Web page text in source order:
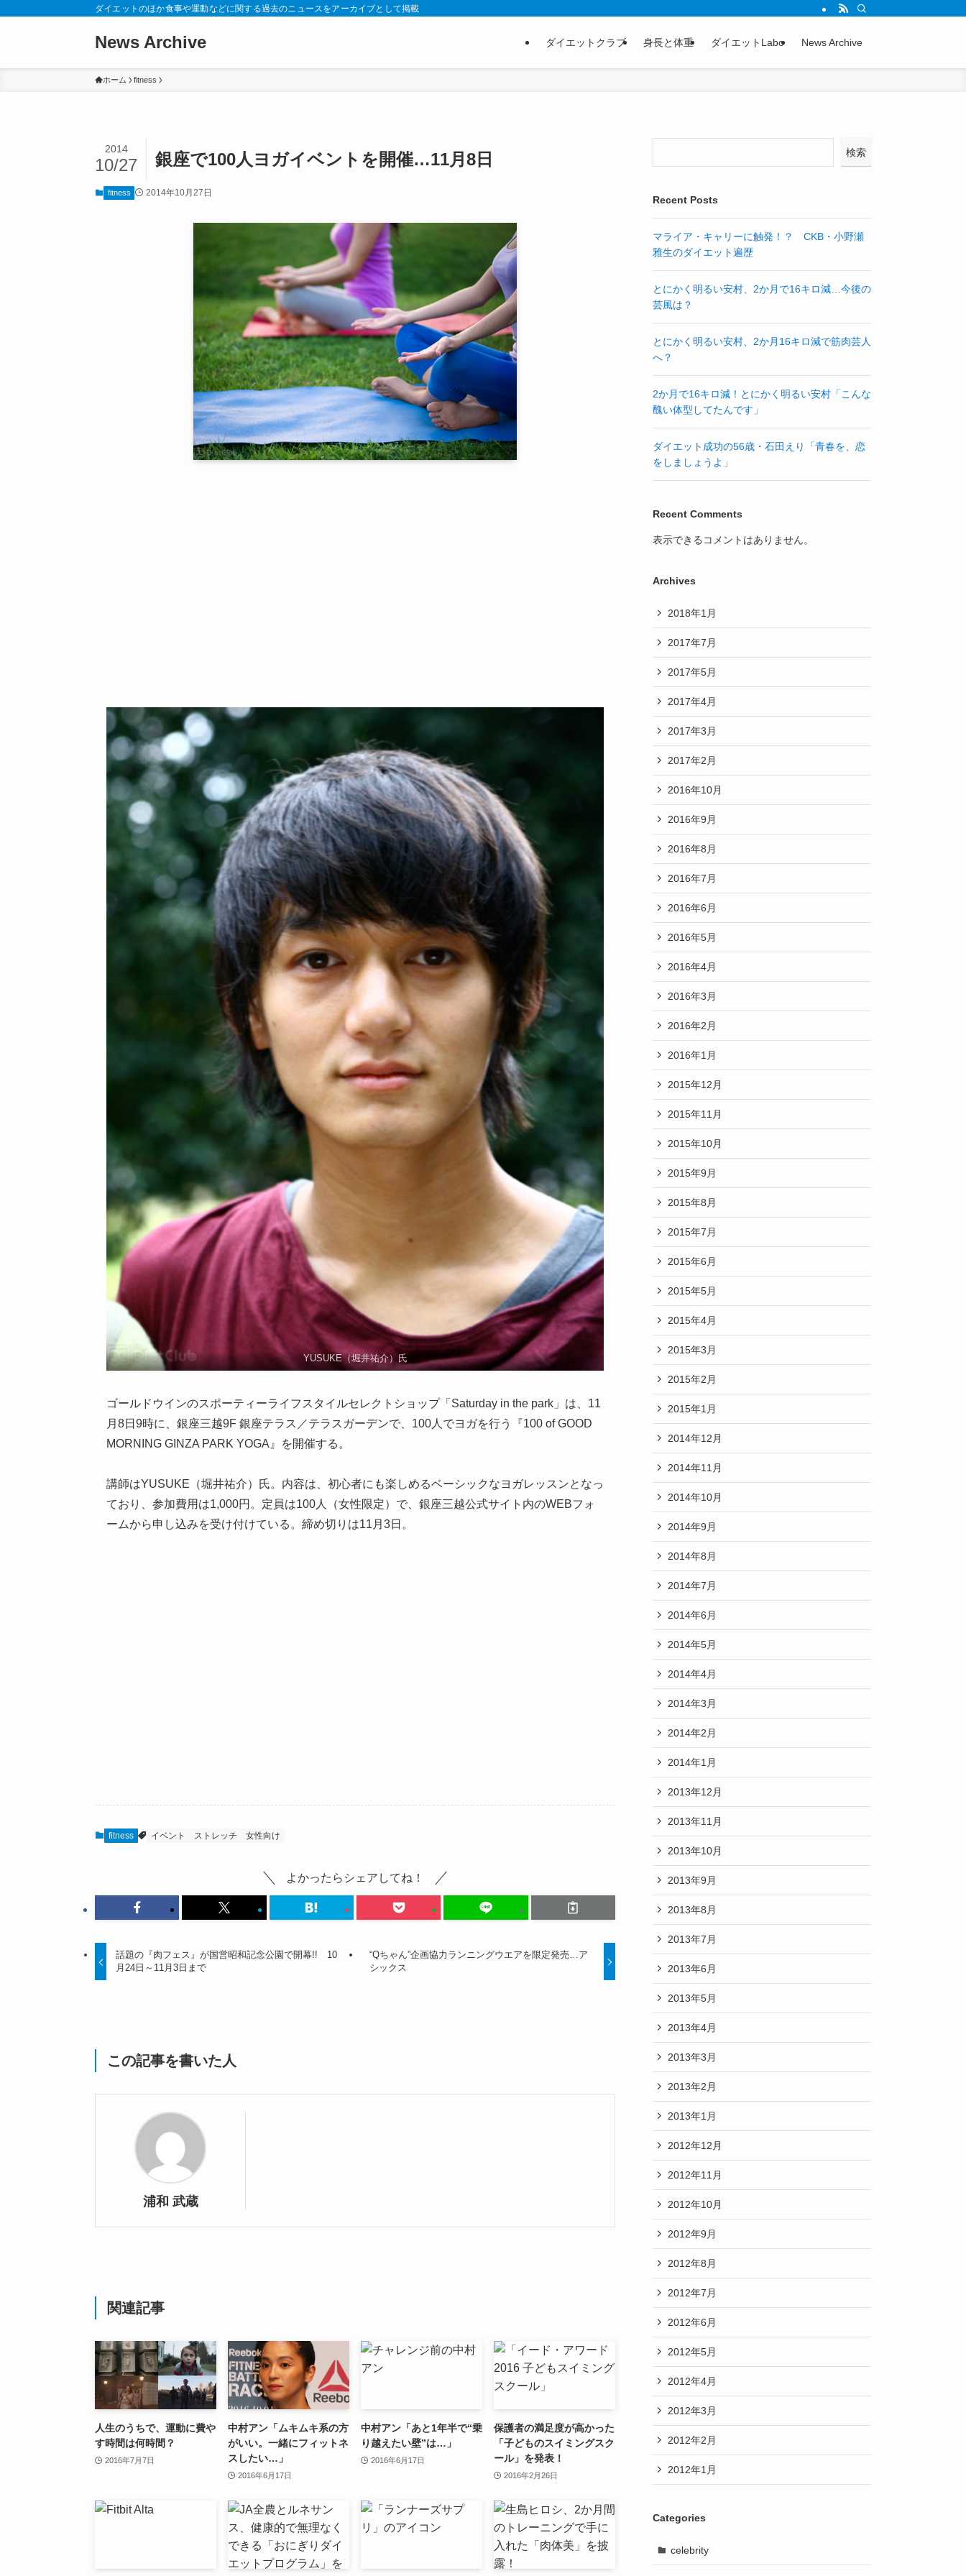
ダイエットのほか食事や運動などに関する過去のニュースをアーカイブとして掲載
News Archive ダイエットクラブ 身長と体重 ダイエットLabo News Archive
ホーム fitness
銀座で100人ヨガイベントを開催…11月8日
2014
10/27
fitness 2014年10月27日
YUSUKE（堀井祐介）氏
ゴールドウインのスポーティーライフスタイルセレクトショップ「Saturday in the park」は、11
月8日9時に、銀座三越9F 銀座テラス／テラスガーデンで、100人でヨガを行う『100 of GOOD
MORNING GINZA PARK YOGA』を開催する。
講師はYUSUKE（堀井祐介）氏。内容は、初心者にも楽しめるベーシックなヨガレッスンとなっ
ており、参加費用は1,000円。定員は100人（女性限定）で、銀座三越公式サイト内のWEBフォ
ームから申し込みを受け付けている。締め切りは11月3日。
fitness イベント ストレッチ 女性向け
よかったらシェアしてね！
話題の『肉フェス』が国営昭和記念公園で開幕!! 10
月24日～11月3日まで
“Qちゃん”企画協力ランニングウエアを限定発売…ア
シックス
この記事を書いた人
浦和 武蔵
関連記事
人生のうちで、運動に費や
す時間は何時間？
2016年7月7日
中村アン「ムキムキ系の方
がいい。一緒にフィットネ
スしたい…」
2016年6月17日
中村アン「あと1年半で“乗
り越えたい壁”は…」
2016年6月17日
保護者の満足度が高かった
「子どものスイミングスク
ール」を発表！
2016年2月26日
検索
Recent Posts
マライア・キャリーに触発！？ CKB・小野瀬
雅生のダイエット遍歴
とにかく明るい安村、2か月で16キロ減…今後の
芸風は？
とにかく明るい安村、2か月16キロ減で筋肉芸人
へ？
2か月で16キロ減！とにかく明るい安村「こんな
醜い体型してたんです」
ダイエット成功の56歳・石田えり「青春を、恋
をしましょうよ」
Recent Comments
表示できるコメントはありません。
Archives
2018年1月
2017年7月
2017年5月
2017年4月
2017年3月
2017年2月
2016年10月
2016年9月
2016年8月
2016年7月
2016年6月
2016年5月
2016年4月
2016年3月
2016年2月
2016年1月
2015年12月
2015年11月
2015年10月
2015年9月
2015年8月
2015年7月
2015年6月
2015年5月
2015年4月
2015年3月
2015年2月
2015年1月
2014年12月
2014年11月
2014年10月
2014年9月
2014年8月
2014年7月
2014年6月
2014年5月
2014年4月
2014年3月
2014年2月
2014年1月
2013年12月
2013年11月
2013年10月
2013年9月
2013年8月
2013年7月
2013年6月
2013年5月
2013年4月
2013年3月
2013年2月
2013年1月
2012年12月
2012年11月
2012年10月
2012年9月
2012年8月
2012年7月
2012年6月
2012年5月
2012年4月
2012年3月
2012年2月
2012年1月
Categories
celebrity